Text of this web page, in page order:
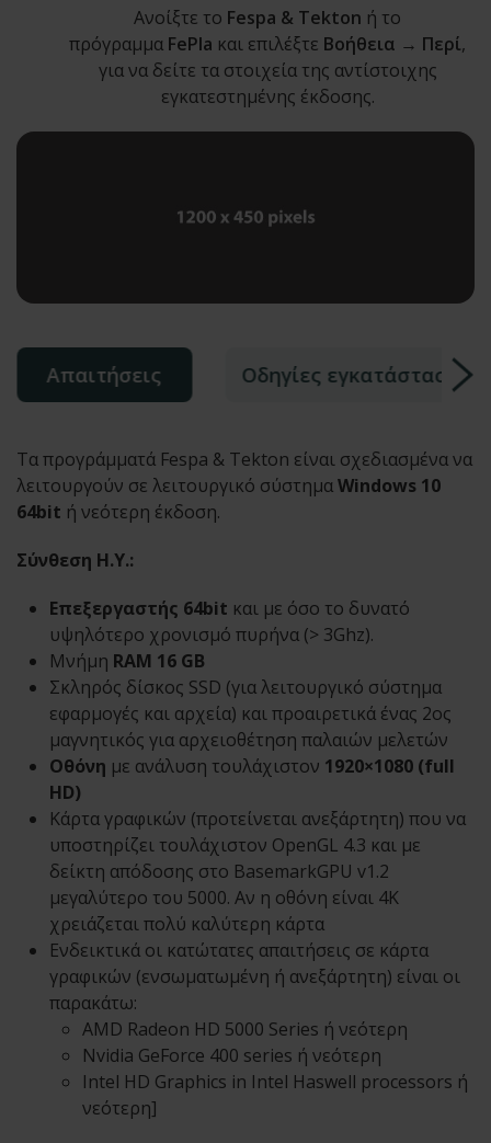
Ανοίξτε το Fespa & Tekton ή το
πρόγραμμα FePla και επιλέξτε Βοήθεια → Περί,
για να δείτε τα στοιχεία της αντίστοιχης
εγκατεστημένης έκδοσης.
Απαιτήσεις Οδηγίες εγκατάστασης
Τα προγράμματά Fespa & Tekton είναι σχεδιασμένα να
λειτουργούν σε λειτουργικό σύστημαWindows 10
64bit ή νεότερη έκδοση.
Σύνθεση Η.Υ.:
Επεξεργαστής 64bit και με όσο το δυνατό
υψηλότερο χρονισμό πυρήνα (> 3Ghz).
Μνήμη RAM 16 GB
Σκληρός δίσκος SSD (για λειτουργικό σύστημα
εφαρμογές και αρχεία) και προαιρετικά ένας 2ος
μαγνητικός για αρχειοθέτηση παλαιών μελετών
Οθόνη με ανάλυση τουλάχιστον 1920×1080 (full
HD)
Κάρτα γραφικών (προτείνεται ανεξάρτητη) που να
υποστηρίζει τουλάχιστον OpenGL 4.3 και με
δείκτη απόδοσης στο BasemarkGPU v1.2
μεγαλύτερο του 5000. Αν η οθόνη είναι 4Κ
χρειάζεται πολύ καλύτερη κάρτα
Ενδεικτικά οι κατώτατες απαιτήσεις σε κάρτα
γραφικών (ενσωματωμένη ή ανεξάρτητη) είναι οι
παρακάτω:
AMD Radeon HD 5000 Series ή νεότερη
Nvidia GeForce 400 series ή νεότερη
Intel HD Graphics in Intel Haswell processors ή
νεότερη]